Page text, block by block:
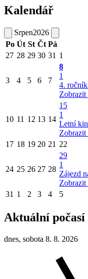
Kalendář
Srpen2026
Po Út St Čt Pá
27 28 29 30 31 1
3 4 5 6 7
8
1
4.
Zobrazit
10 11 12 13 14
15
1
Letní
Zobrazit
17 18 19 20 21 22
24 25 26 27 28
29
1
Zájezd
Zobrazit
31 1 2 3 4 5
Aktuální počasí
dnes, sobota 8. 8. 2026